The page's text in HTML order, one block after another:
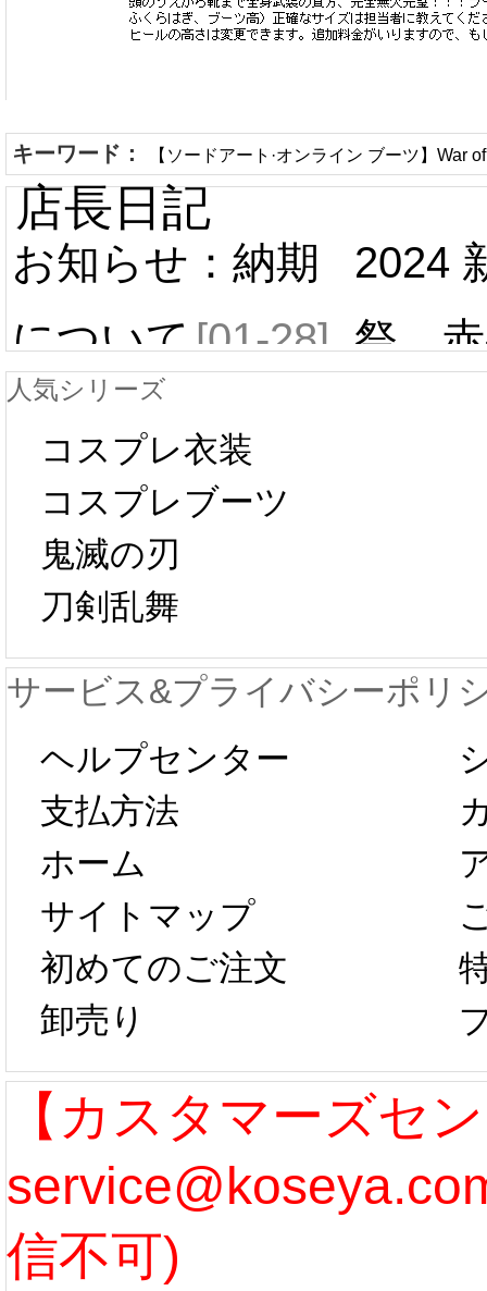
キーワード： 【ソードアート·オンライン ブーツ】War
店長日記
お知らせ：納期
について[01-28]
中国旧正月の影
響で2024年2月5
日から工場生産
が一時停止いた
します。 2月5日
以後のご注文
は、2月25日か
らコスプレ制
作、発送予定と
なります。 ...
[more]
2024
祭 赤
プレ
新春
字半
第二
たし
ル期
まで
人気シリーズ
コスプレ衣装
コスプレブーツ
鬼滅の刃
刀剣乱舞
サービス&プライバシーポリ
ヘルプセンター
支払方法
ホーム
サイトマップ
初めてのご注文
卸売り
【カスタマーズセ
信不可)